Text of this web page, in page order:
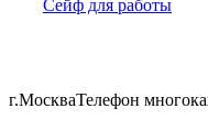
Сейф для работы
г.МоскваТелефон